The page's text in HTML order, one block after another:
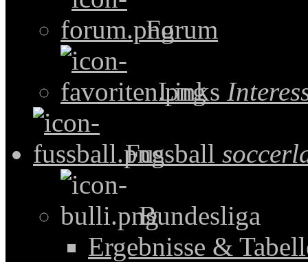
Forum
Links
Fussball
Bundesliga
Ergebnisse &